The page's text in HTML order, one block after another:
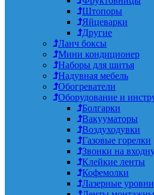
Штопоры
Яйцеварки
Другие
Ланч боксы
Мини кондиционер
Наборы для шитья
Надувная мебель
Обогреватели
Оборудование и
Болгарки
Вакууматоры
Воздуходувки
Газовые горелки
Звонки на
Клейкие ленты
Кофемолки
Лазерные уровни